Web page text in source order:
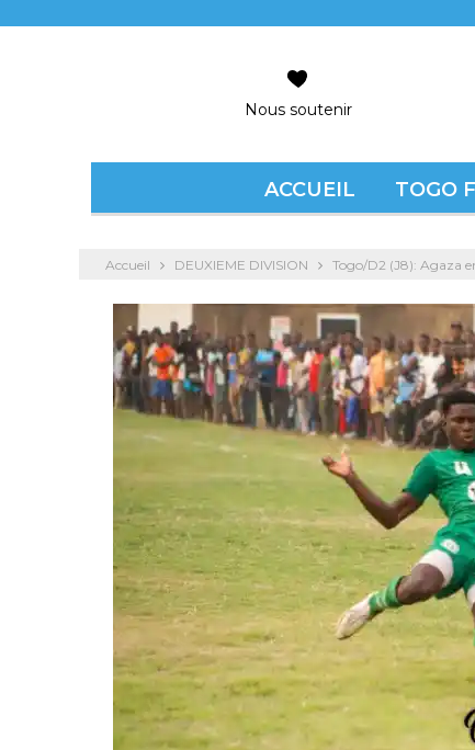
Nous soutenir
ACCUEIL TOGO
Accueil DEUXIEME DIVISION Togo/D2 (J8): Agaza